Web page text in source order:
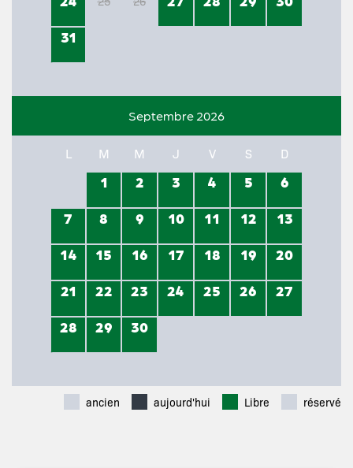
31
Septembre 2026
L M M J V S D
1 2 3 4 5
6
7
8 9 10 11 12
13
14
15 16 17 18 19
20
21
22 23 24 25 26
27
28
29 30
ancien aujourd'hui Libre réservé